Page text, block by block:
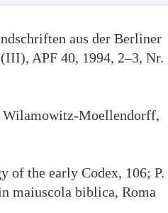
aus der Berliner
APF 40, 1994, 2–3, Nr.
Wilamowitz-Moellendorff,
of the early Codex, 106; P.
maiuscola biblica, Roma